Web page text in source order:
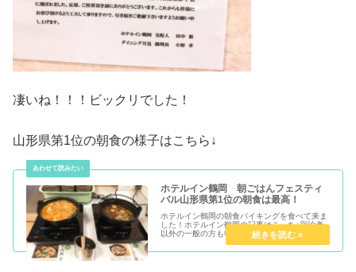
凄いね！！！ビックリでした！
山形県第1位の朝食の様子はこちら↓
ホテルイン鶴岡 朝ごはんフェスティ
バル山形県第1位の朝食は最高！
ホテルイン鶴岡の朝食バイキングを食べて来ま
した！ホテルイン鶴岡の記事はこっち↓宿泊者
以外の一般の方も朝食バイキングが食べられま
す！！神すぎ！一般の方は990円で...